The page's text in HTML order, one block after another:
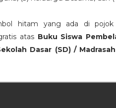
hitam yang ada di
atas Buku Siswa
Dasar (SD) /